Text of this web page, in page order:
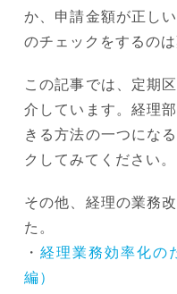
か、申請金額が正し
のチェックをするの
この記事では、定期
介しています。経理
きる方法の一つにな
クしてみてください。
その他、経理の業務
た。
・ 経理業務効率化の
編）